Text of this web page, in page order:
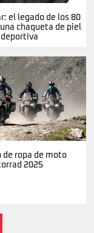
el legado de los 80
chaqueta de piel
de ropa de moto
2025